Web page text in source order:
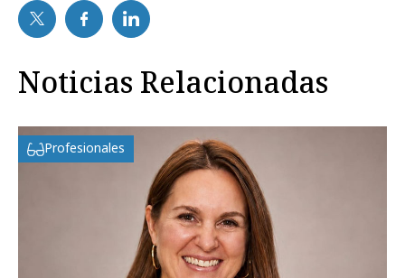
Noticias Relacionadas
Profesionales